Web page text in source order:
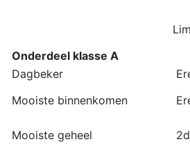
Onderdeel klasse A
Dagbeker
Mooiste binnenkomen
Mooiste geheel